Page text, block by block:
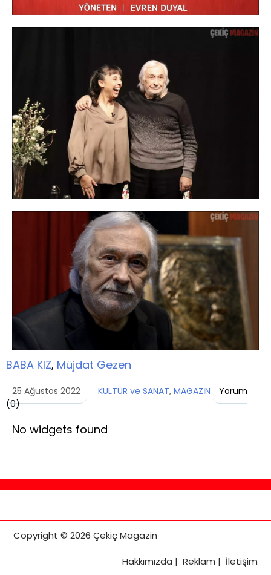
BABA KIZ, Müjdat Gezen
25 Ağustos 2022 KÜLTÜR ve SANAT, MAGAZİN
Yorum
(0)
No widgets found
Copyright © 2026 Çekiç Magazin
Hakkımızda | Reklam | İletişim